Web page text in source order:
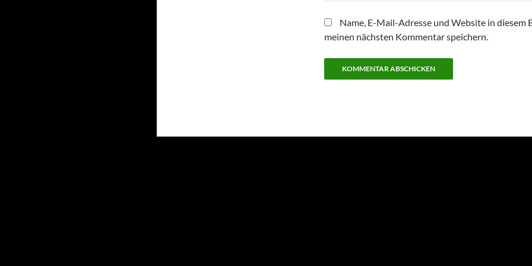
Name, E-Mail-Adresse und Website in diesem
meinen nächsten Kommentar speichern.